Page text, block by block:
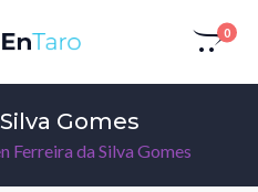
0
Gomes
Ferreira da Silva Gomes